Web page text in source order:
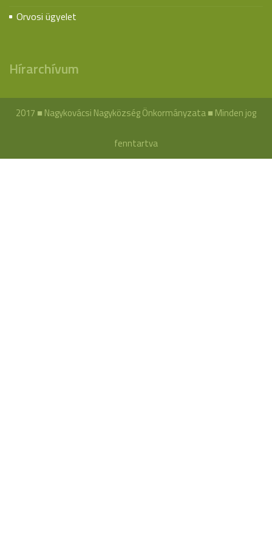
Orvosi ügyelet
Hírarchívum
2017 ■ Nagykovácsi Nagyközség Önkormányzata ■ Minden jog
fenntartva